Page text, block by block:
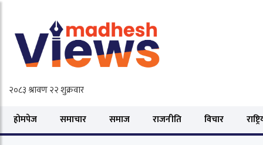
होमपेज समाचार समाज राजनीति विचार